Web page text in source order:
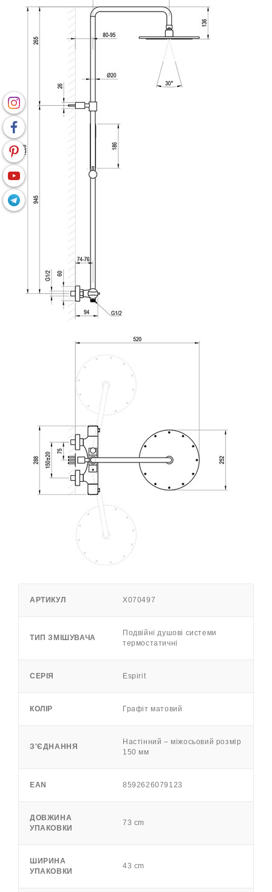
АРТИКУЛ X070497
ТИП ЗМІШУВАЧА
Подвійні душові системи
термостатичні
СЕРІЯ Espirit
КОЛІР Графіт матовий
З'ЄДНАННЯ
Настінний – міжосьовий розмір
150 мм
EAN 8592626079123
ДОВЖИНА
УПАКОВКИ
73 cm
ШИРИНА
УПАКОВКИ
43 cm